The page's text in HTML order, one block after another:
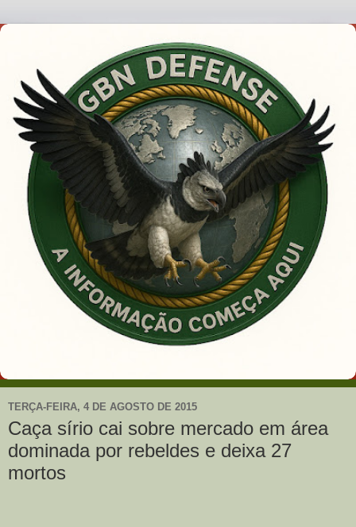
TERÇA-FEIRA, 4 DE AGOSTO DE 2015
Caça sírio cai sobre mercado em área
dominada por rebeldes e deixa 27
mortos